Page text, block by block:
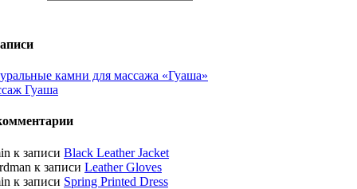
камни для массажа «Гуаша»
Гуаша
к записи Black Leather Jacket
к записи Leather Gloves
к записи Spring Printed Dress